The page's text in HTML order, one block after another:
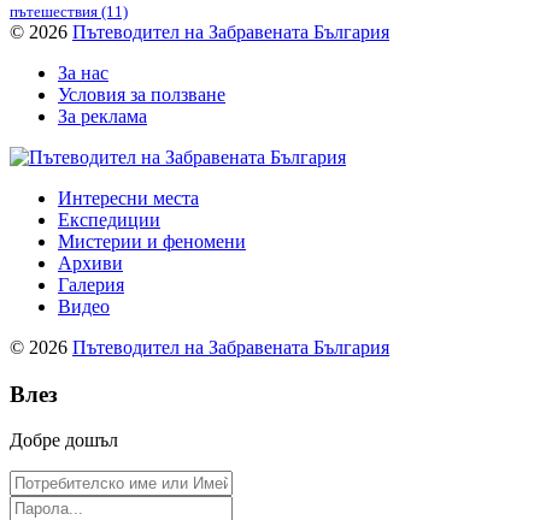
пътешествия (11)
© 2026 Пътеводител на Забравената България
За нас
Условия за ползване
За реклама
Интересни места
Експедиции
Мистерии и феномени
Архиви
Галерия
Видео
© 2026 Пътеводител на Забравената България
Влез
Добре дошъл